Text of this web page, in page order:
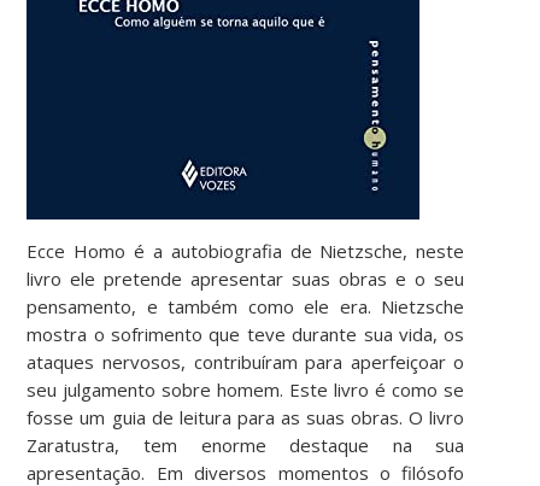
Ecce Homo é a autobiografia de Nietzsche, neste
livro ele pretende apresentar suas obras e o seu
pensamento, e também como ele era. Nietzsche
mostra o sofrimento que teve durante sua vida, os
ataques nervosos, contribuíram para aperfeiçoar o
seu julgamento sobre homem. Este livro é como se
fosse um guia de leitura para as suas obras. O livro
Zaratustra, tem enorme destaque na sua
apresentação. Em diversos momentos o filósofo